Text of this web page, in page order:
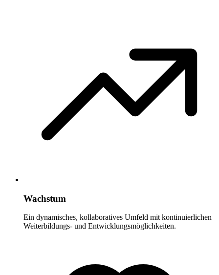
Wachstum
Ein dynamisches, kollaboratives Umfeld mit kontinuierlichen
Weiterbildungs- und Entwicklungsmöglichkeiten.